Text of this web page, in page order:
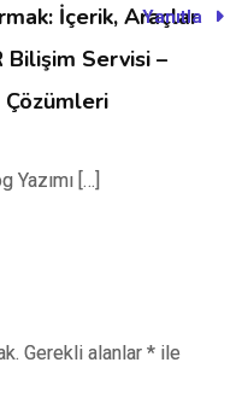
İçerik, Araçlar
Bilişim Servisi –
Çözümleri
Yazımı […]
Yanıtla
Gerekli alanlar * ile